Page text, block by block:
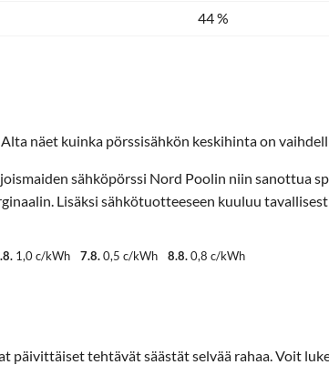
44 %
näet kuinka pörssisähkön keskihinta on
sähköpörssi Nord Poolin niin sanottua
Lisäksi sähkötuotteeseen kuuluu
1,0 c/kWh 7.8.0,5 c/kWh 8.8.0,8 c/kWh
päivittäiset tehtävät säästät selvää rahaa. Voit